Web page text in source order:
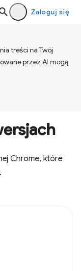
Zaloguj się
treści na Twój
przez AI mogą
Chrome, które